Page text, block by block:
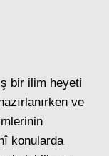
bir ilim heyeti
ve
konularda